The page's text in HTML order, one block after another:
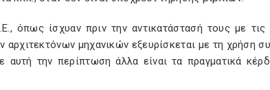
όπως ίσχυαν πριν την αντικατάστασή τους με τις
μηχανικών εξευρίσκεται με τη χρήση
αυτή την περίπτωση άλλα είναι τα πραγματικά